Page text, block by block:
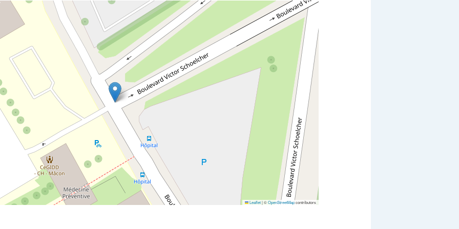
Leaflet|©OpenStreetMapcontributors